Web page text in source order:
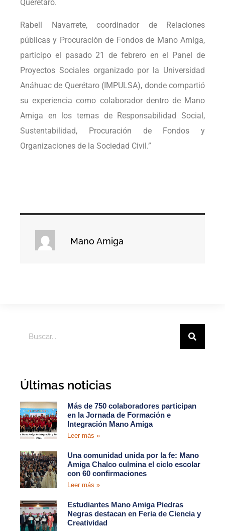
Querétaro.
Rabell Navarrete, coordinador de Relaciones
públicas y Procuración de Fondos de Mano Amiga,
participo el pasado 21 de febrero en el Panel de
Proyectos Sociales organizado por la Universidad
Anáhuac de Querétaro (IMPULSA), donde compartió
su experiencia como colaborador dentro de Mano
Amiga en los temas de Responsabilidad Social,
Sustentabilidad, Procuración de Fondos y
Organizaciones de la Sociedad Civil.”
Mano Amiga
Últimas noticias
Más de 750 colaboradores participan
en la Jornada de Formación e
Integración Mano Amiga
Leer más »
Una comunidad unida por la fe: Mano
Amiga Chalco culmina el ciclo escolar
con 60 confirmaciones
Leer más »
Estudiantes Mano Amiga Piedras
Negras destacan en Feria de Ciencia y
Creatividad